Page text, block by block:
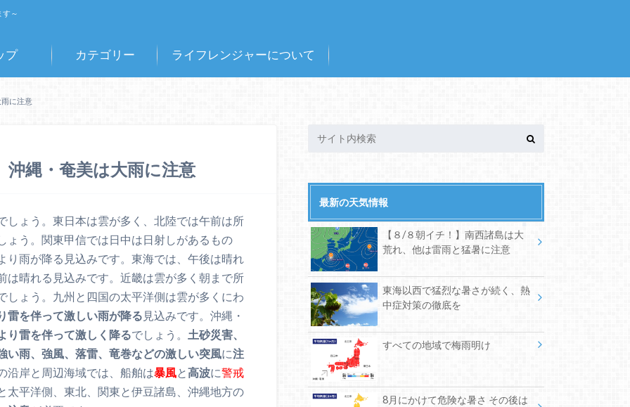
～
プ カテゴリー ライフレンジャーについて
に注意
縄・奄美は大雨に注意
しょう。東日本は雲が多く、北陸では午前は所
ょう。関東甲信では日中は日射しがあるもの
り雨が降る見込みです。東海では、午後は晴れ
は晴れる見込みです。近畿は雲が多く朝まで所
しょう。九州と四国の太平洋側は雲が多くにわ
雷を伴って激しい雨が降る 見込みです。沖縄・
り雷を伴って激しく降るでしょう。 土砂災害、
い雨、強風、落雷、竜巻などの激しい突風に注
沿岸と周辺海域では、船舶は暴風と高波に警戒
太平洋側、東北、関東と伊豆諸島、沖縄地方の
最新の天気情報
【８/８朝イチ！】南西諸島は大
荒れ、他は雷雨と猛暑に注意
東海以西で猛烈な暑さが続く、熱
中症対策の徹底を
すべての地域で梅雨明け
8月にかけて危険な暑さ その後は